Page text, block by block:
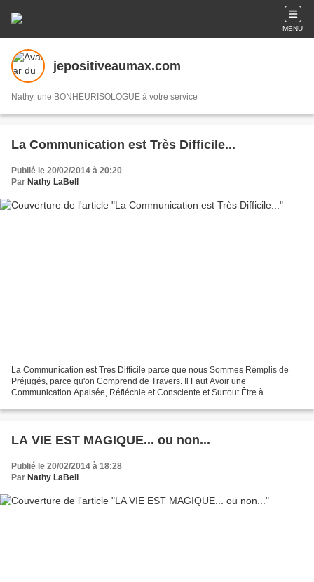
MENU
jepositiveaumax.com
Nathy, une BONHEURISOLOGUE à votre service
La Communication est Très Difficile...
Publié le 20/02/2014 à 20:20
Par Nathy LaBell
La Communication est Très Difficile parce que nous Sommes Remplis de
Préjugés, parce qu'on Comprend de Travers. Il Faut Avoir une
Communication Apaisée, Réfléchie et Consciente et Surtout Être à
LA VIE EST MAGIQUE... ou non...
Publié le 20/02/2014 à 18:28
Par Nathy LaBell